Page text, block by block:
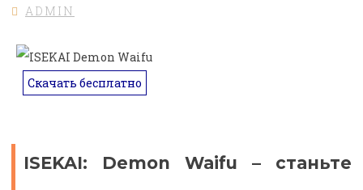
ADMIN
Скачать бесплатно
ISEKAI: Demon Waifu – станьте